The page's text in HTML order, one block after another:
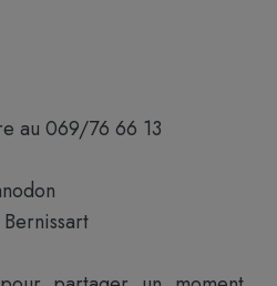
au 069/76 66 13